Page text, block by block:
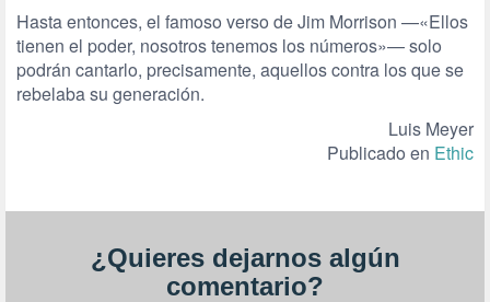
Hasta entonces, el famoso verso de Jim Morrison —«Ellos
tienen el poder, nosotros tenemos los números»— solo
podrán cantarlo, precisamente, aquellos contra los que se
rebelaba su generación.
Luis Meyer
Publicado en Ethic
¿Quieres dejarnos algún
comentario?